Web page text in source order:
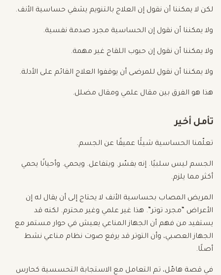
لكن لا يمكننا أن نقول إن العلاج بالتنويم يشفي حساسية الأنف.
ولا يمكننا أن نقول إن الحساسية مجرد صدمة نفسية.
ولا يمكننا أن نقول إن حبوب اللقاح غير مهمة.
ولا يمكننا أن نقول للمرضى أن يوقفوا العلاج القائم على الأدلة.
هذا هو الفرق بين مقال علمي ومقال مضلل.
تأمل أخير
تعلّمنا الحساسية شيئًا عميقًا عن الجسم.
الجسم ليس سلبيًا. إنه يفسّر. ويتفاعل. ويحمي. وأحيانًا يحمي
أكثر مما يلزم.
المريض المصاب بحساسية الأنف لا يحتاج إلى أن يقال له إن
الأعراض “مجرد توتر”. هذا غير علمي وغير محترم. لكنه قد
يستفيد من فهم أن الجهاز المناعي يعيش في حوار مستمر مع
الجهاز العصبي، وأن التوتر قد يرفع صوت نظام مناعي نشط
أصلًا.
في قصة هامّل، تم التعامل مع الاستجابة التحسسية كحارس